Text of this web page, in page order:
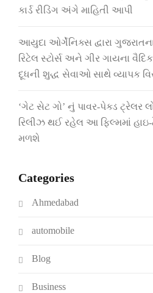
કાર્ડ રીડિંગ અંગે માહિતી આપી
આયુદા ઓર્ગેનિક્સ દ્વારા
રિટેલ સ્ટોર્સ અને ગીર ગાયના
દૂધની શુદ્ધ સેવાઓ સાથે વ્યાપક
‘ગેટ સેટ ગો’ નું પાવર-પેક્ડ ટ્રેલર
રિલીઝ થઈ રહેલ આ ફિલ્મમાં હાઇ-
મળશે
Categories
Ahmedabad
automobile
Blog
Business